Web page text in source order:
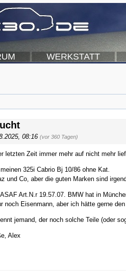
WERKSTATT
08:16 (vor 360 Tagen)
letzten Zeit immer mehr auf nicht mehr
325i Cabrio Bj 10/86 ohne Kat.
und Co, aber die guten Marken sind
Art.N.r 19.57.07. BMW hat in
noch Eisenmann, aber ich hätte gerne
jemand, der noch solche Teile (oder
Alex